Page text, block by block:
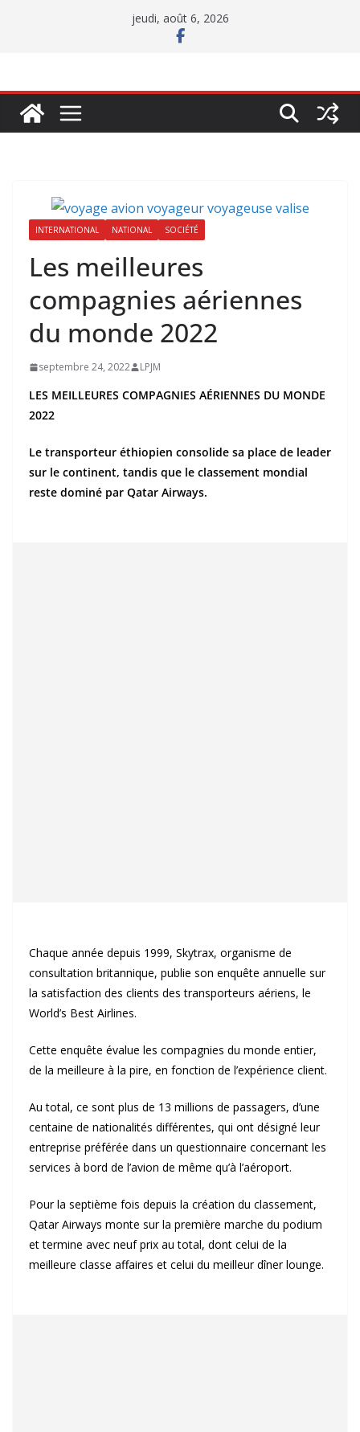
jeudi, août 6, 2026
INTERNATIONAL NATIONAL SOCIÉTÉ
Les meilleures
compagnies aériennes
du monde 2022
septembre 24, 2022 LPJM
LES MEILLEURES COMPAGNIES AÉRIENNES DU MONDE
2022
Le transporteur éthiopien consolide sa place de leader
sur le continent, tandis que le classement mondial
reste dominé par Qatar Airways.
Chaque année depuis 1999, Skytrax, organisme de
consultation britannique, publie son enquête annuelle sur
la satisfaction des clients des transporteurs aériens, le
World’s Best Airlines.
Cette enquête évalue les compagnies du monde entier,
de la meilleure à la pire, en fonction de l’expérience client.
Au total, ce sont plus de 13 millions de passagers, d’une
centaine de nationalités différentes, qui ont désigné leur
entreprise préférée dans un questionnaire concernant les
services à bord de l’avion de même qu’à l’aéroport.
Pour la septième fois depuis la création du classement,
Qatar Airways monte sur la première marche du podium
et termine avec neuf prix au total, dont celui de la
meilleure classe affaires et celui du meilleur dîner lounge.